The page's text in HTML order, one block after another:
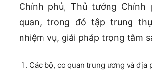
Chính phủ, Thủ tướng Chính
quan, trong đó tập trung
nhiệm vụ, giải pháp trọng tâm
Các bộ, cơ quan trung ương và địa